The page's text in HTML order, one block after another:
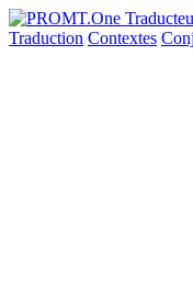
Traduction Contextes